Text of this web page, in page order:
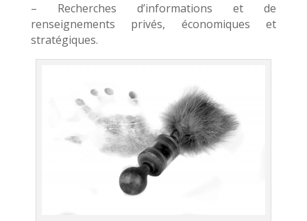
– Recherches d’informations et de
renseignements privés, économiques et
stratégiques.